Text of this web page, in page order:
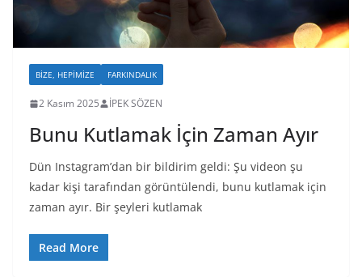
BIZE, HEPIMIZE FARKINDALIK
2 Kasım 2025 İPEK SÖZEN
Bunu Kutlamak İçin Zaman Ayır
Dün Instagram’dan bir bildirim geldi: Şu videon şu
kadar kişi tarafından görüntülendi, bunu kutlamak için
zaman ayır. Bir şeyleri kutlamak
Read More